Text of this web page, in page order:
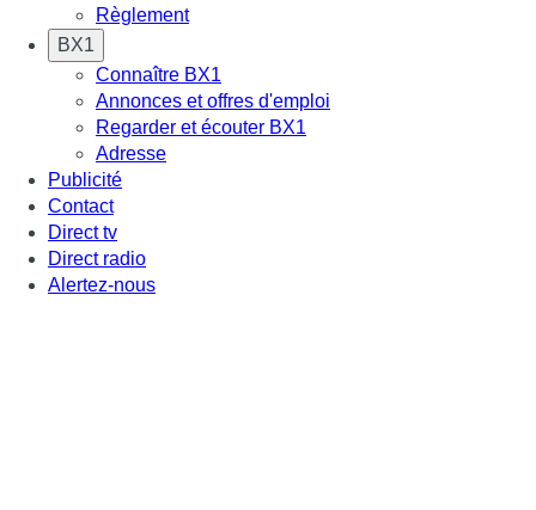
Règlement
BX1
Connaître BX1
Annonces et offres d'emploi
Regarder et écouter BX1
Adresse
Publicité
Contact
Direct tv
Direct radio
Alertez-nous